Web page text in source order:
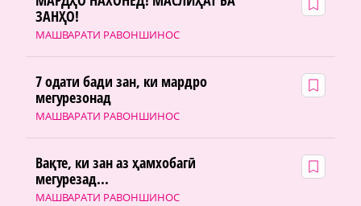
МАШВАРАТИ РАВОНШИНОС
ЗАНҲО!
МАШВАРАТИ РАВОНШИНОС
7 одати бади зан, ки мардро
мегурезонад
МАШВАРАТИ РАВОНШИНОС
Вақте, ки зан аз ҳамхобагӣ
мегурезад...